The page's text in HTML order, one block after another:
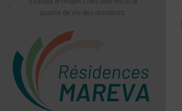
qualité de vie des résidents.